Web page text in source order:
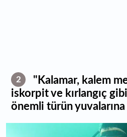
2
"Kalamar, kalem
iskorpit ve kırlangıç
önemli türün